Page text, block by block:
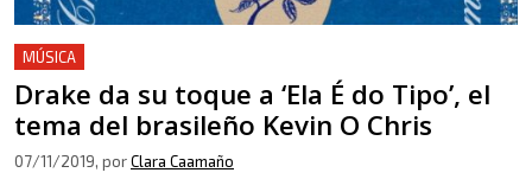
MÚSICA
Drake da su toque a ‘Ela É do Tipo’, el
tema del brasileño Kevin O Chris
07/11/2019, porClara Caamaño